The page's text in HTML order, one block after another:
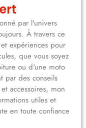
par l'univers
À travers ce
expériences pour
que vous soyez
ou d'une moto
par des conseils
accessoires, mon
utiles et
en toute confiance